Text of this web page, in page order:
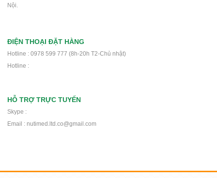
Nội.
ĐIỆN THOẠI ĐẶT HÀNG
Hotline : 0978 599 777 (8h-20h T2-Chủ nhật)
Hotline :
HỖ TRỢ TRỰC TUYẾN
Skype :
Email : nutimed.ltd.co@gmail.com
518.000₫
gầy, ốm, ăn uống kém, sau phẫu thuật